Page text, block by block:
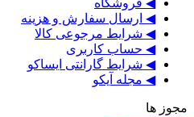
◀ ارسال سفارش و هزینه
◀ شرایط مرجوعی کالا
◀ حساب کاربری
◀ شرایط گارانتی ایساکو
◀ مجله آیکو
مجوز ها